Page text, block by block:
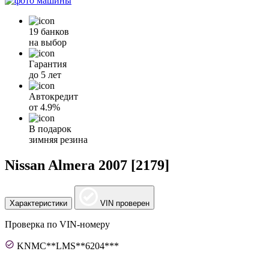
19 банков
на выбор
Гарантия
до 5 лет
Автокредит
от 4.9%
В подарок
зимняя резина
Nissan Almera 2007 [2179]
Характеристики VIN проверен
Проверка по VIN-номеру
KNMC**LMS**6204***